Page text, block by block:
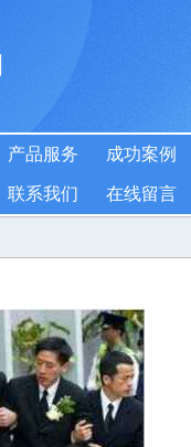
产品服务 成功案例
联系我们 在线留言